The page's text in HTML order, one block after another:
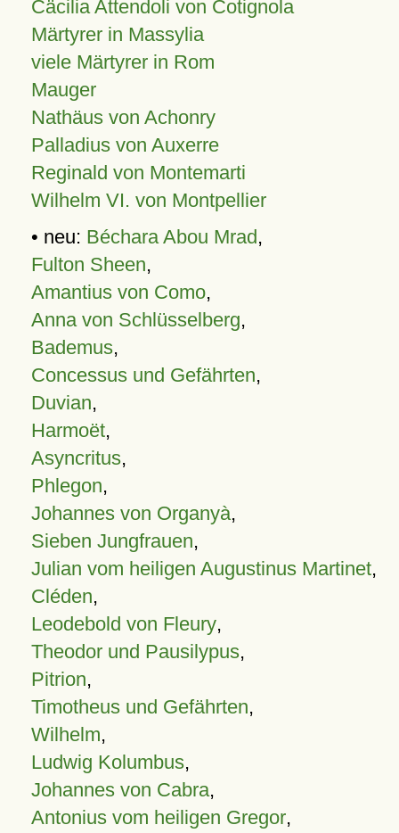
Cäcilia Attendoli von Cotignola
Märtyrer in Massylia
viele Märtyrer in Rom
Mauger
Nathäus von Achonry
Palladius von Auxerre
Reginald von Montemarti
Wilhelm VI. von Montpellier
• neu: Béchara Abou Mrad,
Fulton Sheen,
Amantius von Como,
Anna von Schlüsselberg,
Bademus,
Concessus und Gefährten,
Duvian,
Harmoët,
Asyncritus,
Phlegon,
Johannes von Organyà,
Sieben Jungfrauen,
Julian vom heiligen Augustinus Martinet,
Cléden,
Leodebold von Fleury,
Theodor und Pausilypus,
Pitrion,
Timotheus und Gefährten,
Wilhelm,
Ludwig Kolumbus,
Johannes von Cabra,
Antonius vom heiligen Gregor,